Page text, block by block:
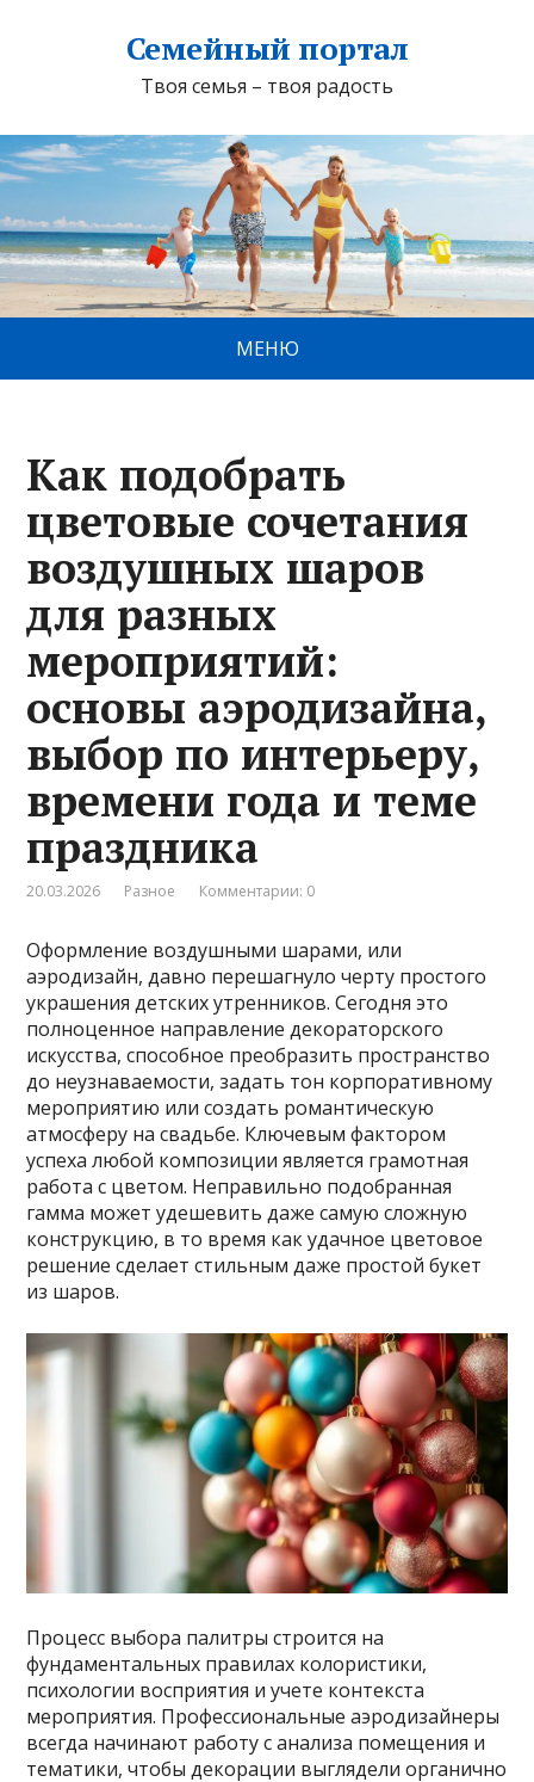
Семейный портал
Твоя семья – твоя радость
МЕНЮ
Как подобрать
цветовые сочетания
воздушных шаров
для разных
мероприятий:
основы аэродизайна,
выбор по интерьеру,
времени года и теме
праздника
20.03.2026 Разное Комментарии: 0
Оформление воздушными шарами, или
аэродизайн, давно перешагнуло черту простого
украшения детских утренников. Сегодня это
полноценное направление декораторского
искусства, способное преобразить пространство
до неузнаваемости, задать тон корпоративному
мероприятию или создать романтическую
атмосферу на свадьбе. Ключевым фактором
успеха любой композиции является грамотная
работа с цветом. Неправильно подобранная
гамма может удешевить даже самую сложную
конструкцию, в то время как удачное цветовое
решение сделает стильным даже простой букет
из шаров.
Процесс выбора палитры строится на
фундаментальных правилах колористики,
психологии восприятия и учете контекста
мероприятия. Профессиональные аэродизайнеры
всегда начинают работу с анализа помещения и
тематики, чтобы декорации выглядели органично